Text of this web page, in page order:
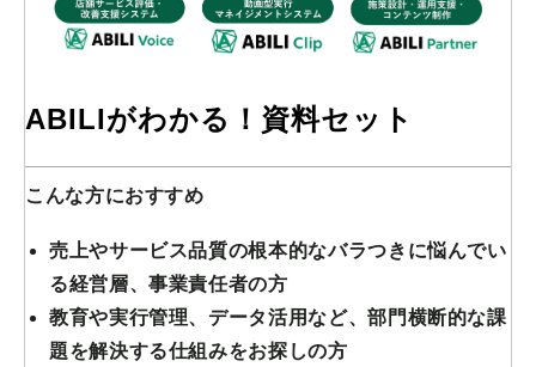
ABILIがわかる！資料セット
こんな方におすすめ
売上やサービス品質の根本的なバラつきに悩んでい
る経営層、事業責任者の方
教育や実行管理、データ活用など、部門横断的な課
題を解決する仕組みをお探しの方